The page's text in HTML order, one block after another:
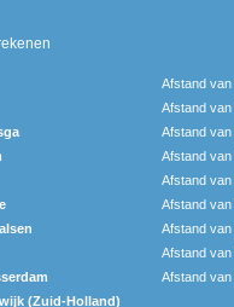
Afstand van
Afstand van
Afstand van
Afstand van
Afstand van
Afstand van
Afstand van
Afstand van
Afstand van
(Zuid-Holland)